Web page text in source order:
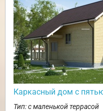
Каркасный дом с
Тип: с маленькой террасой